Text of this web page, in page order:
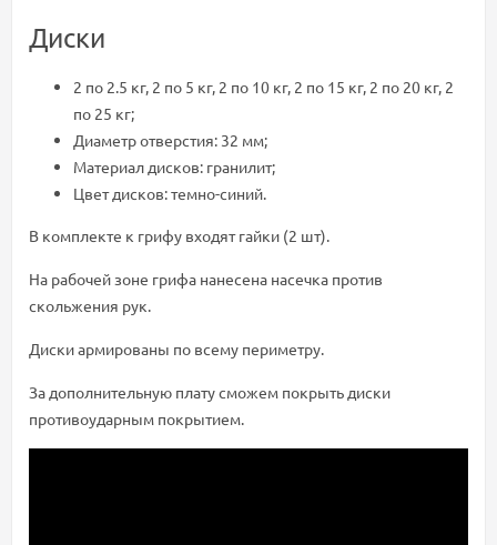
Диски
2 по 2.5 кг, 2 по 5 кг, 2 по 10 кг, 2 по 15 кг, 2 по 20 кг, 2
по 25 кг;
Диаметр отверстия: 32 мм;
Материал дисков: гранилит;
Цвет дисков: темно-синий.
В комплекте к грифу входят гайки (2 шт).
На рабочей зоне грифа нанесена насечка против
скольжения рук.
Диски армированы по всему периметру.
За дополнительную плату сможем покрыть диски
противоударным покрытием.